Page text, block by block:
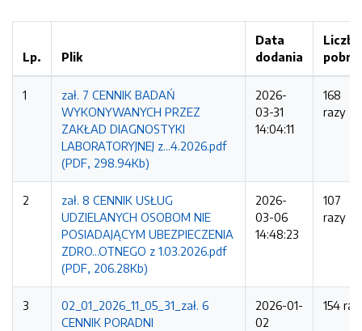
Lp. Plik
Data
dodania
Liczba
1
zał. 7 CENNIK BADAŃ
WYKONYWANYCH PRZEZ
ZAKŁAD DIAGNOSTYKI
LABORATORYJNEJ z...4.2026.pdf
(PDF, 298.94Kb)
2026-
03-31
14:04:11
168
razy
2
zał. 8 CENNIK USŁUG
UDZIELANYCH OSOBOM NIE
POSIADAJĄCYM UBEZPIECZENIA
ZDRO...OTNEGO z 1.03.2026.pdf
(PDF, 206.28Kb)
2026-
03-06
14:48:23
107
razy
3
02_01_2026_11_05_31_zał. 6
CENNIK PORADNI
2026-01-
02
154